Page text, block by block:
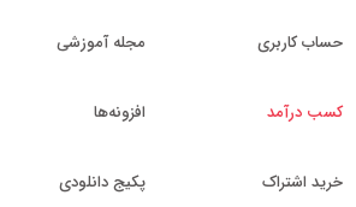
حساب کاربری
کسب درآمد
خرید اشتراک
مجله آموزشی
افزونه‌ها
پکیج دانلودی